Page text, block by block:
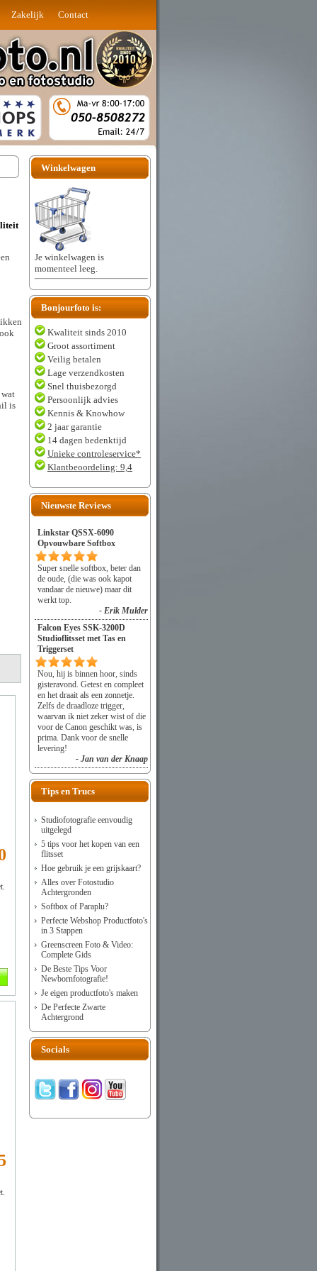
Zakelijk Contact
is
Winkelwagen
Je winkelwagen is
momenteel leeg.
Bonjourfoto is:
Kwaliteit sinds 2010
Groot assortiment
Veilig betalen
Lage verzendkosten
Snel thuisbezorgd
Persoonlijk advies
Kennis & Knowhow
2 jaar garantie
14 dagen bedenktijd
Unieke controleservice*
Klantbeoordeling: 9,4
Nieuwste Reviews
Linkstar QSSX-6090
Opvouwbare Softbox
Super snelle softbox, beter dan
de oude, (die was ook kapot
vandaar de nieuwe) maar dit
werkt top.
- Erik Mulder
Falcon Eyes SSK-3200D
Studioflitsset met Tas en
Triggerset
Nou, hij is binnen hoor, sinds
gisteravond. Getest en compleet
en het draait als een zonnetje.
Zelfs de draadloze trigger,
waarvan ik niet zeker wist of die
voor de Canon geschikt was, is
prima. Dank voor de snelle
levering!
- Jan van der Knaap
Tips en Trucs
Studiofotografie eenvoudig
uitgelegd
5 tips voor het kopen van een
flitsset
Hoe gebruik je een grijskaart?
Alles over Fotostudio
Achtergronden
Softbox of Paraplu?
Perfecte Webshop Productfoto's
in 3 Stappen
Greenscreen Foto & Video:
Complete Gids
De Beste Tips Voor
Newbornfotografie!
Je eigen productfoto's maken
De Perfecte Zwarte
Achtergrond
Socials